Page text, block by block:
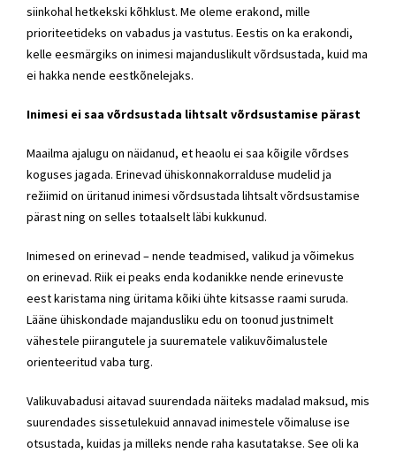
siinkohal hetkekski kõhklust. Me oleme erakond, mille
prioriteetideks on vabadus ja vastutus. Eestis on ka erakondi,
kelle eesmärgiks on inimesi majanduslikult võrdsustada, kuid ma
ei hakka nende eestkõnelejaks.
Inimesi ei saa võrdsustada lihtsalt võrdsustamise pärast
Maailma ajalugu on näidanud, et heaolu ei saa kõigile võrdses
koguses jagada. Erinevad ühiskonnakorralduse mudelid ja
režiimid on üritanud inimesi võrdsustada lihtsalt võrdsustamise
pärast ning on selles totaalselt läbi kukkunud.
Inimesed on erinevad – nende teadmised, valikud ja võimekus
on erinevad. Riik ei peaks enda kodanikke nende erinevuste
eest karistama ning üritama kõiki ühte kitsasse raami suruda.
Lääne ühiskondade majandusliku edu on toonud justnimelt
vähestele piirangutele ja suurematele valikuvõimalustele
orienteeritud vaba turg.
Valikuvabadusi aitavad suurendada näiteks madalad maksud, mis
suurendades sissetulekuid annavad inimestele võimaluse ise
otsustada, kuidas ja milleks nende raha kasutatakse. See oli ka